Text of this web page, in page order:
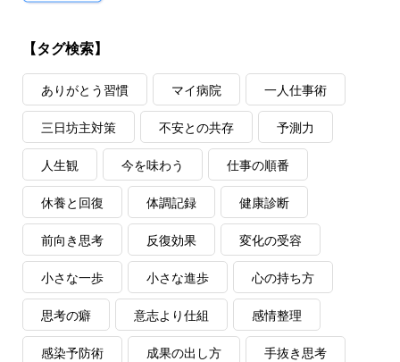
【タグ検索】
ありがとう習慣 マイ病院 一人仕事術
三日坊主対策 不安との共存 予測力
人生観 今を味わう 仕事の順番
休養と回復 体調記録 健康診断
前向き思考 反復効果 変化の受容
小さな一歩 小さな進歩 心の持ち方
思考の癖 意志より仕組 感情整理
感染予防術 成果の出し方 手抜き思考